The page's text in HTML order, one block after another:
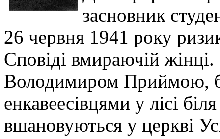
засновник
26 червня 1941 року
Сповіді вмираючій
Володимиром Приймою,
енкавеесівцями у лісі
вшановуються у церкві